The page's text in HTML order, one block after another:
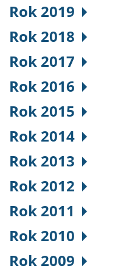
Rok 2019
Rok 2018
Rok 2017
Rok 2016
Rok 2015
Rok 2014
Rok 2013
Rok 2012
Rok 2011
Rok 2010
Rok 2009